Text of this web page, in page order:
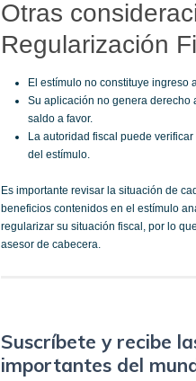
Otras
Regularización
El estímulo no constituye ingreso
Su aplicación no genera derecho
saldo a favor.
La autoridad fiscal puede
del estímulo.
Es importante revisar la situación de
beneficios contenidos en el estímulo
regularizar su situación fiscal, por lo
asesor de cabecera.